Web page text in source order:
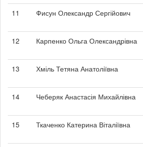
11
Фисун Олександр Сергійович
12
Карпенко Ольга Олександрівна
13
Хміль Тетяна Анатоліївна
14
Чеберяк Анастасія Михайлівна
15
Ткаченко Катерина Віталіївна